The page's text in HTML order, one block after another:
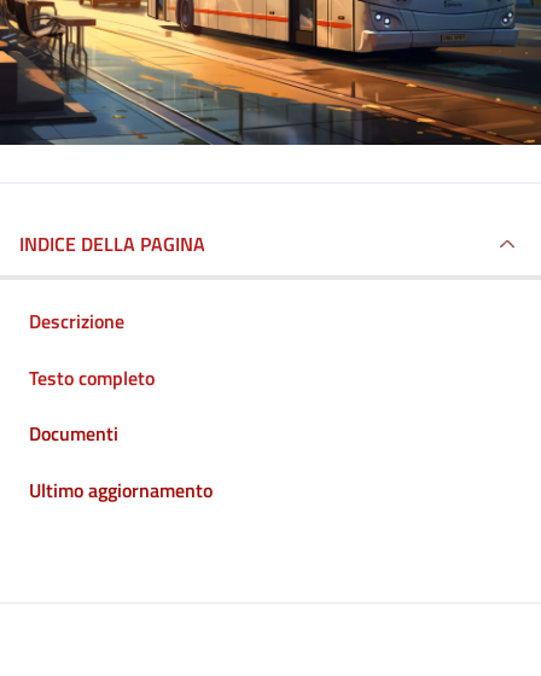
INDICE DELLA PAGINA
Descrizione
Testo completo
Documenti
Ultimo aggiornamento